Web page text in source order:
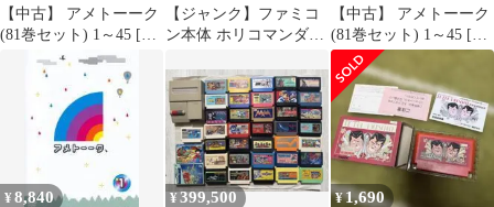
【中古】 アメトーーク
(81巻セット) 1～45 [レ
ンタル落ち] [DVD]
【ジャンク】ファミコ
ン本体 ホリコマンダー
本 攻略本
【中古】 アメトーーク
(81巻セット) 1～45 [レ
ンタル落ち] [DVD]
¥8,840 ¥399,500 ¥1,690